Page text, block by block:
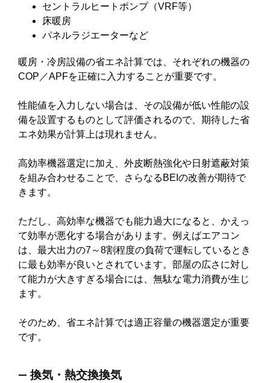
セントラルヒートポンプ（VRF等）
床暖房
パネルラジエーターなど
暖房・冷房設備の省エネ計算では、それぞれの機器の
COP／APFを正確に入力することが重要です。
性能値を入力しない場合は、その設備が低い性能の設
備を設置するものとして評価されるので、期待した省
エネ効果が計算上は現れません。
高効率機器選定に加え、外皮断熱強化や日射遮蔽対策
を組み合わせることで、さらなるBEIの改善が期待で
きます。
ただし、高効率な機器でも能力過大になると、かえっ
て効率が悪化する場合があります。例えばエアコン
は、最大出力の7～8割程度の負荷で運転しているとき
に最も効率が良いとされています。部屋の広さに対し
て能力が大きすぎる場合には、無駄な電力消費が生じ
ます。
そのため、省エネ計算では適正容量の機器選定が重要
です。
― 換気・熱交換換気